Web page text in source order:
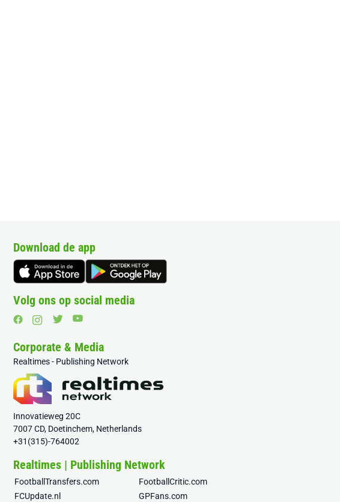
Download de app
Volg ons op social media
Corporate & Media
Realtimes - Publishing Network
Innovatieweg 20C
7007 CD, Doetinchem, Netherlands
+31(315)-764002
Realtimes | Publishing Network
FootballTransfers.com
FootballCritic.com
FCUpdate.nl
GPFans.com